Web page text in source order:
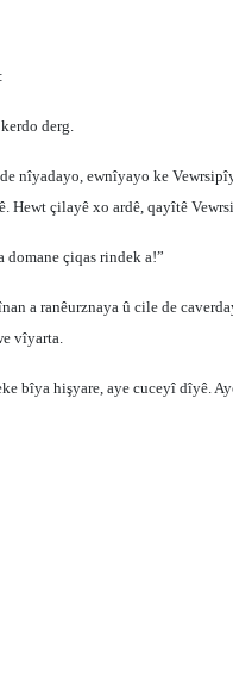
derg.
nîyadayo, ewnîyayo ke
Hewt çilayê xo ardê, qayîtê
domane çiqas rindek a!”
a ranêurznaya û cile de
vîyarta.
bîya hişyare, aye cuceyî dîyê.